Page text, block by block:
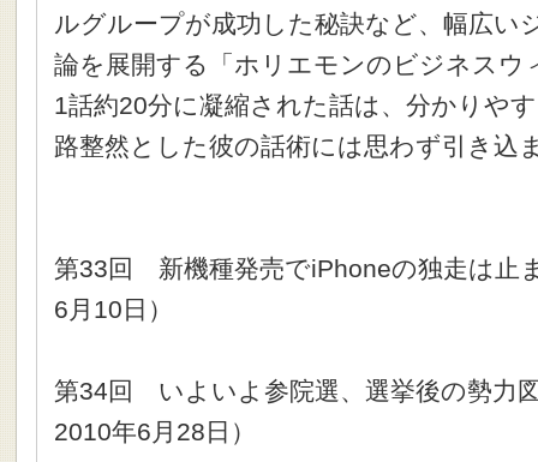
ルグループが成功した秘訣など、幅広い
論を展開する「ホリエモンのビジネスウ
1話約20分に凝縮された話は、分かりや
路整然とした彼の話術には思わず引き込
第33回 新機種発売でiPhoneの独走は止
6月10日）
第34回 いよいよ参院選、選挙後の勢力
2010年6月28日）